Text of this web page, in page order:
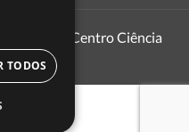
| Centro Ciência
TODOS